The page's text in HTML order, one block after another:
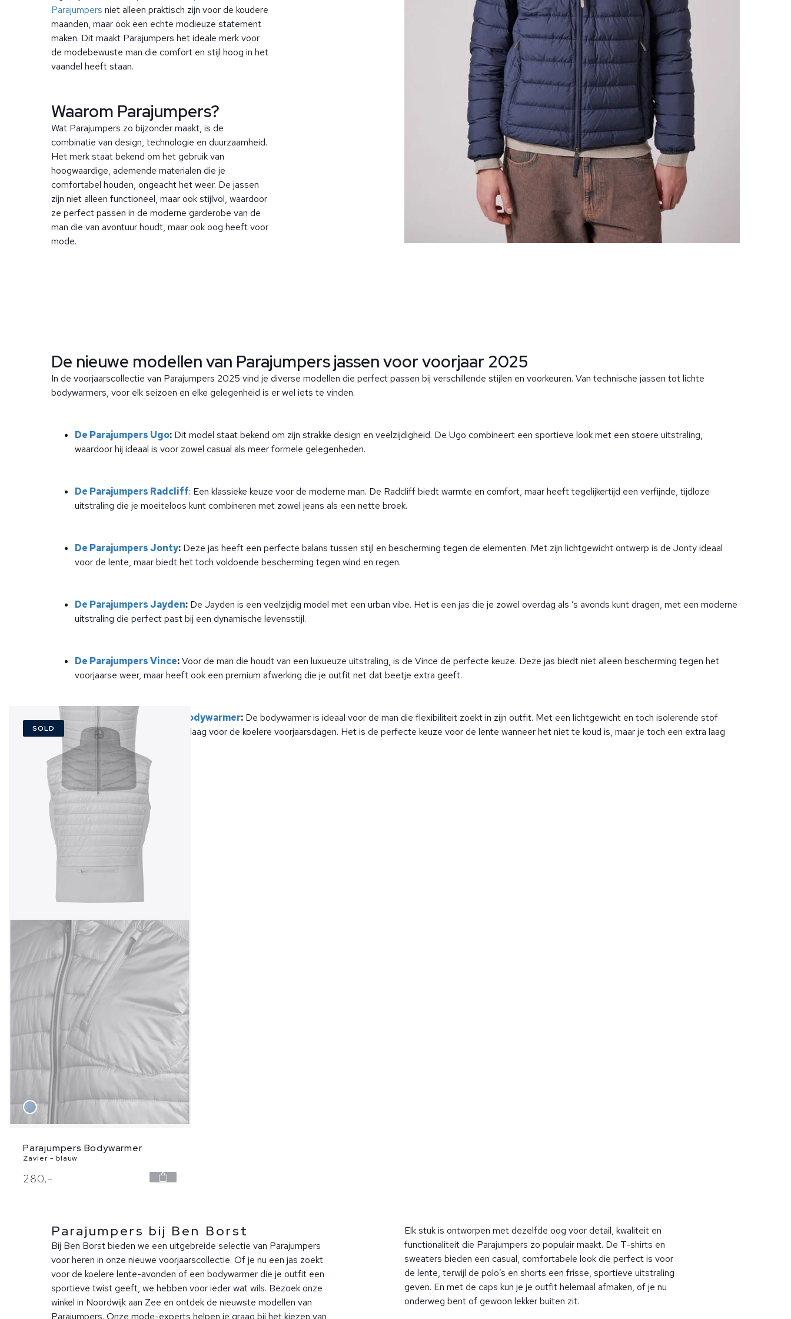
Parajumpers niet alleen praktisch zijn voor de koudere
maanden, maar ook een echte modieuze statement
maken. Dit maakt Parajumpers het ideale merk voor
de modebewuste man die comfort en stijl hoog in het
vaandel heeft staan.
Waarom Parajumpers?
Wat Parajumpers zo bijzonder maakt, is de
combinatie van design, technologie en duurzaamheid.
Het merk staat bekend om het gebruik van
hoogwaardige, ademende materialen die je
comfortabel houden, ongeacht het weer. De jassen
zijn niet alleen functioneel, maar ook stijlvol, waardoor
ze perfect passen in de moderne garderobe van de
man die van avontuur houdt, maar ook oog heeft voor
mode.
De nieuwe modellen van Parajumpers jassen voor voorjaar 2025
In de voorjaarscollectie van Parajumpers 2025 vind je diverse modellen die perfect passen bij verschillende stijlen en voorkeuren. Van technische jassen tot lichte
bodywarmers, voor elk seizoen en elke gelegenheid is er wel iets te vinden.
De Parajumpers Ugo: Dit model staat bekend om zijn strakke design en veelzijdigheid. De Ugo combineert een sportieve look met een stoere uitstraling,
waardoor hij ideaal is voor zowel casual als meer formele gelegenheden.
De Parajumpers Radcliff: Een klassieke keuze voor de moderne man. De Radcliff biedt warmte en comfort, maar heeft tegelijkertijd een verfijnde, tijdloze
uitstraling die je moeiteloos kunt combineren met zowel jeans als een nette broek.
De Parajumpers Jonty: Deze jas heeft een perfecte balans tussen stijl en bescherming tegen de elementen. Met zijn lichtgewicht ontwerp is de Jonty ideaal
voor de lente, maar biedt het toch voldoende bescherming tegen wind en regen.
De Parajumpers Jayden: De Jayden is een veelzijdig model met een urban vibe. Het is een jas die je zowel overdag als ’s avonds kunt dragen, met een moderne
uitstraling die perfect past bij een dynamische levensstijl.
De Parajumpers Vince:Voor de man die houdt van een luxueuze uitstraling, is de Vince de perfecte keuze. Deze jas biedt niet alleen bescherming tegen het
voorjaarse weer, maar heeft ook een premium afwerking die je outfit net dat beetje extra geeft.
De Parajumpers Zavier bodywarmer: De bodywarmer is ideaal voor de man die flexibiliteit zoekt in zijn outfit. Met een lichtgewicht en toch isolerende stof
biedt de Zavier de perfecte laag voor de koelere voorjaarsdagen. Het is de perfecte keuze voor de lente wanneer het niet te koud is, maar je toch een extra laag
wilt toevoegen.
SOLD
Parajumpers Bodywarmer
Zavier - blauw
280,-
Parajumpers bij Ben Borst
Bij Ben Borst bieden we een uitgebreide selectie van Parajumpers
voor heren in onze nieuwe voorjaarscollectie. Of je nu een jas zoekt
voor de koelere lente-avonden of een bodywarmer die je outfit een
sportieve twist geeft, we hebben voor ieder wat wils. Bezoek onze
winkel in Noordwijk aan Zee en ontdek de nieuwste modellen van
Parajumpers. Onze mode-experts helpen je graag bij het kiezen van
Elk stuk is ontworpen met dezelfde oog voor detail, kwaliteit en
functionaliteit die Parajumpers zo populair maakt. De T-shirts en
sweaters bieden een casual, comfortabele look die perfect is voor
de lente, terwijl de polo’s en shorts een frisse, sportieve uitstraling
geven. En met de caps kun je je outfit helemaal afmaken, of je nu
onderweg bent of gewoon lekker buiten zit.